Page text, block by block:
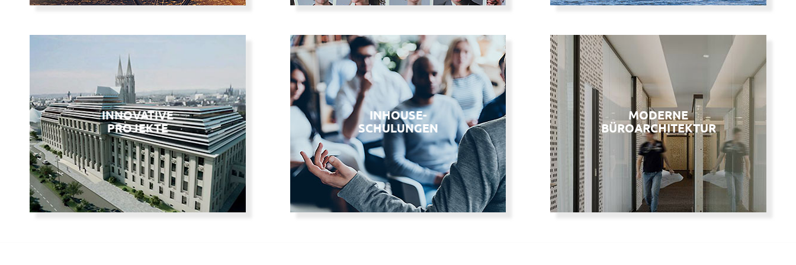
INNOVATIVE
PROJEKTE
INNOVATIVE
PROJEKTE
Anspruchsvolle Technik.
Kluge Konzepte.
Umsetzbare Ergebnisse.
INHOUSE-
SCHULUNGEN
INHOUSE-
SCHULUNGEN
… lernen, lernen, lernen …
MODERNE
BÜROARCHITEKTUR
MODERNE
BÜROARCHITEKTUR
Schön. Praktisch. Bequem.